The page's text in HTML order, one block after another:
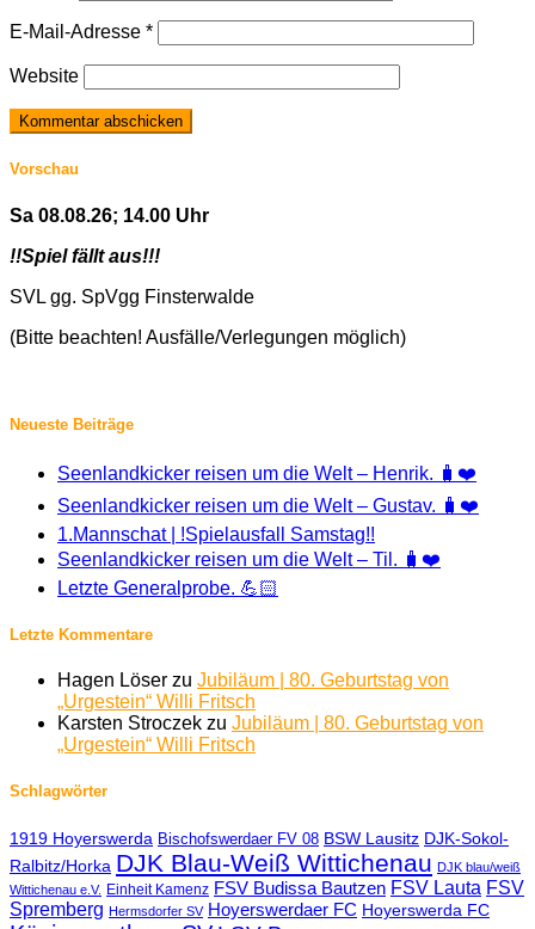
E-Mail-Adresse *
Website
Vorschau
Sa 08.08.26; 14.00 Uhr
!!Spiel fällt aus!!!
SVL gg. SpVgg Finsterwalde
(Bitte beachten! Ausfälle/Verlegungen möglich)
Neueste Beiträge
Seenlandkicker reisen um die Welt – Henrik. 🧳❤️
Seenlandkicker reisen um die Welt – Gustav. 🧳❤️
1.Mannschat | !Spielausfall Samstag!!
Seenlandkicker reisen um die Welt – Til. 🧳❤️
Letzte Generalprobe. 💪🏻
Letzte Kommentare
Hagen Löser zu Jubiläum | 80. Geburtstag von
„Urgestein“ Willi Fritsch
Karsten Stroczek zu Jubiläum | 80. Geburtstag von
„Urgestein“ Willi Fritsch
Schlagwörter
1919 Hoyerswerda Bischofswerdaer FV 08 BSW Lausitz DJK-Sokol-
Ralbitz/Horka DJK Blau-Weiß Wittichenau DJK blau/weiß
Wittichenau e.V. Einheit Kamenz FSV Budissa Bautzen FSV Lauta FSV
Spremberg Hermsdorfer SV Hoyerswerdaer FC Hoyerswerda FC